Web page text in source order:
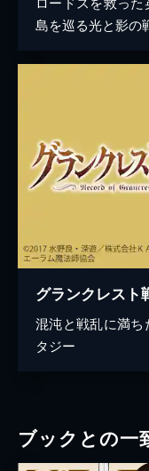
島を巡る光と影の
グランクレスト
混沌と戦乱に満
タジー
ブックとの一